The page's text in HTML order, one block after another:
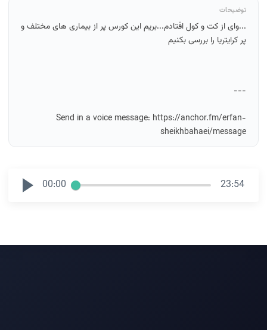
توضیحات
...وای از کت و کول افتادم...بریم این کورس پر از بیماری های مختلف و
پر کرایتریا را بررسی بکنیم
---
Send in a voice message: https://anchor.fm/erfan-
sheikhbahaei/message
00:00 23:54